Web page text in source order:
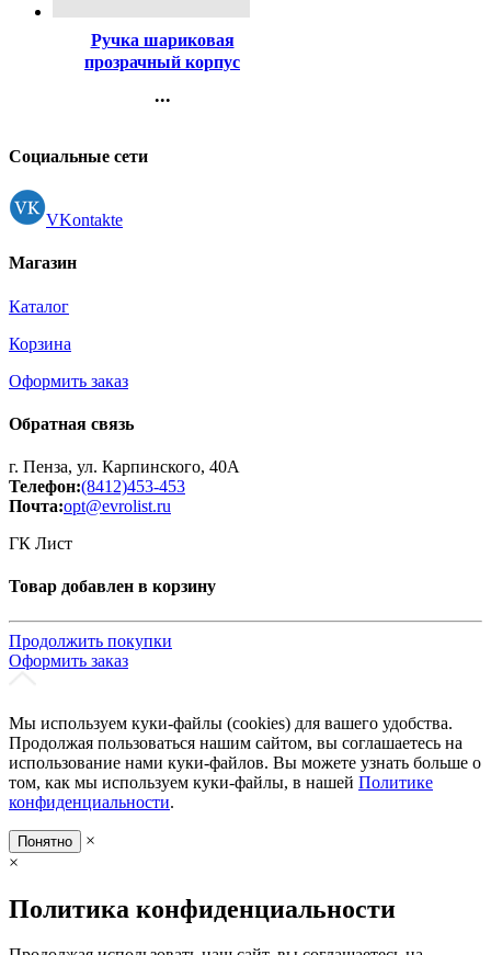
Ручка шариковая
прозрачный корпус
арт.АА 927 BL
...
Регистрация
Социальные сети
VKontakte
Магазин
Каталог
Корзина
Оформить заказ
Обратная связь
г. Пенза, ул. Карпинского, 40А
Телефон:(8412)453-453
Почта:opt@evrolist.ru
ГК Лист
Товар добавлен в корзину
Продолжить покупки
Оформить заказ
Мы используем куки-файлы (cookies) для вашего удобства.
Продолжая пользоваться нашим сайтом, вы соглашаетесь на
использование нами куки-файлов. Вы можете узнать больше о
том, как мы используем куки-файлы, в нашей Политике
конфиденциальности.
Понятно
×
×
Политика конфиденциальности